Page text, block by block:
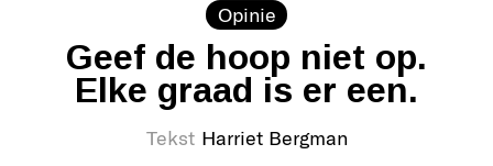
Opinie
Geef de hoop niet op.
Elke graad is er een.
Tekst Harriet Bergman